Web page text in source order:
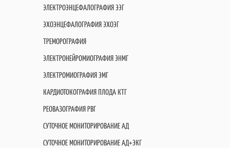
ЭЛЕКТРОЭНЦЕФАЛОГРАФИЯ ЭЭГ
ЭХОЭНЦЕФАЛОГРАФИЯ ЭХОЭГ
ТРЕМОРОГРАФИЯ
ЭЛЕКТРОНЕЙРОМИОГРАФИЯ ЭНМГ
ЭЛЕКТРОМИОГРАФИЯ ЭМГ
КАРДИОТОКОГРАФИЯ ПЛОДА КТГ
РЕОВАЗОГРАФИЯ РВГ
СУТОЧНОЕ МОНИТОРИРОВАНИЕ АД
СУТОЧНОЕ МОНИТОРИРОВАНИЕ АД+ЭКГ